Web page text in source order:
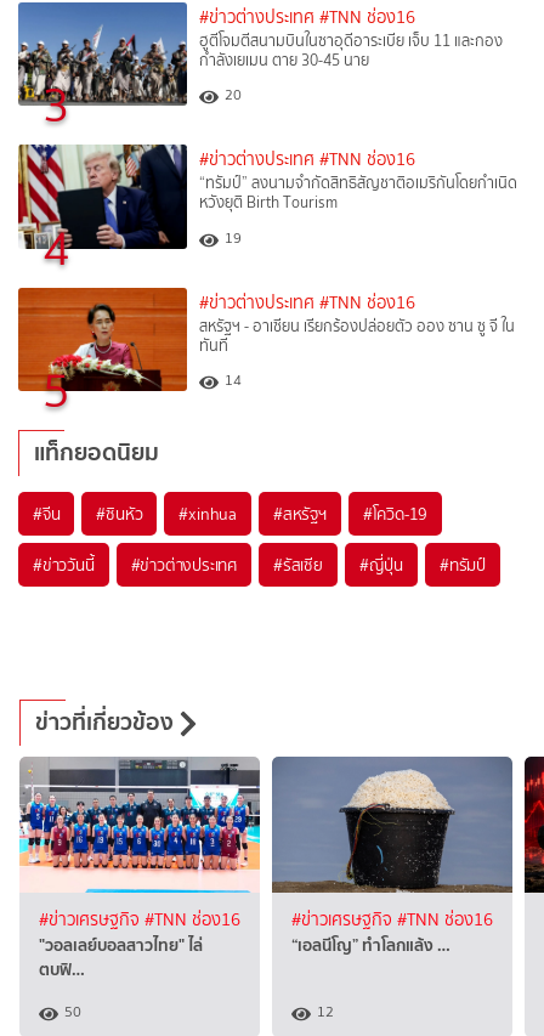
3
#ข่าวต่างประเทศ #TNN ช่อง16
ฮูตีโจมตีสนามบินในซาอุดีอาระเบีย เจ็บ 11 และกอง
กำลังเยเมน ตาย 30-45 นาย
20
4
#ข่าวต่างประเทศ #TNN ช่อง16
“ทรัมป์” ลงนามจำกัดสิทธิสัญชาติอเมริกันโดยกำเนิด
หวังยุติ Birth Tourism
19
5
#ข่าวต่างประเทศ #TNN ช่อง16
สหรัฐฯ - อาเซียน เรียกร้องปล่อยตัว ออง ซาน ซู จี ใน
ทันที
14
แท็กยอดนิยม
#จีน #ซินหัว #xinhua #สหรัฐฯ #โควิด-19
#ข่าววันนี้ #ข่าวต่างประเทศ #รัสเซีย #ญี่ปุ่น #ทรัมป์
ข่าวที่เกี่ยวข้อง
#ข่าวเศรษฐกิจ #TNN ช่อง16
"วอลเลย์บอลสาวไทย" ไล่
ตบฟิ…
50
#ข่าวเศรษฐกิจ #TNN ช่อง16
“เอลนีโญ” ทำโลกแล้ง …
12